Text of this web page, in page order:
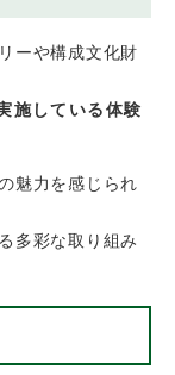
ーや構成文化財
施している体験
魅力を感じられ
多彩な取り組み